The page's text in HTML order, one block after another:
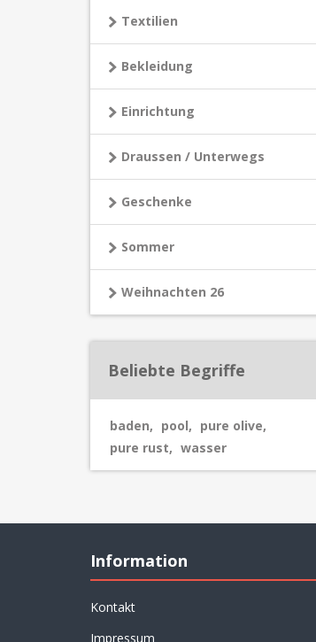
Textilien
Bekleidung
Einrichtung
Draussen / Unterwegs
Geschenke
Sommer
Weihnachten 26
Beliebte Begriffe
baden, pool, pure olive,
pure rust, wasser
Information
Kontakt
Impressum